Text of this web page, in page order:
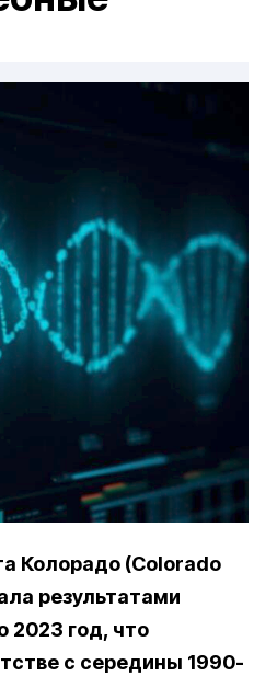
Колорадо (Colorado
результатами
2023 год, что
с середины 1990-